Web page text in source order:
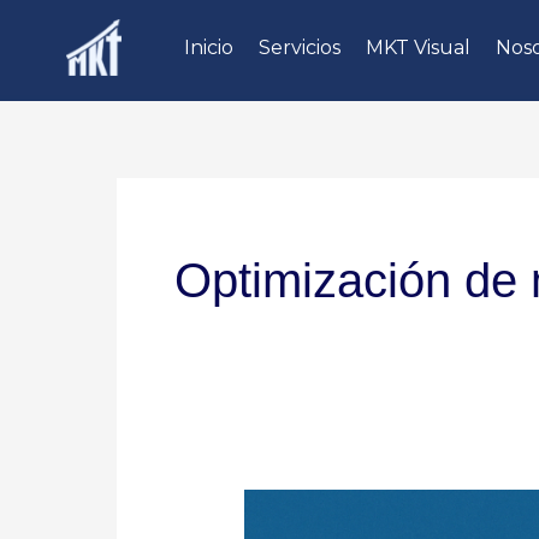
Inicio Servicios MKT Visual
Optimización de